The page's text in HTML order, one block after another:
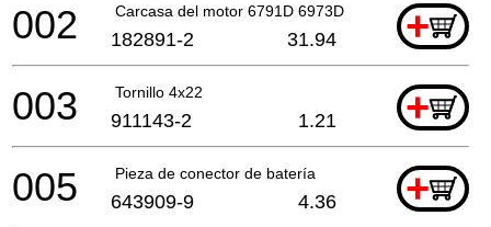
Carcasa del motor 6791D 6973D 6794D *+
002 182891-2 31.94
Tornillo 4x22 +
003 911143-2 1.21
Pieza de conector de batería +
005 643909-9 4.36